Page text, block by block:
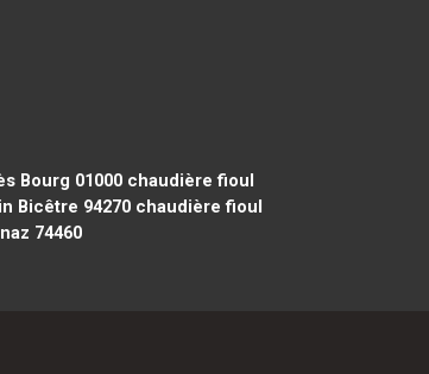
Bourg 01000 chaudière fioul
Bicêtre 94270chaudière fioul
74460